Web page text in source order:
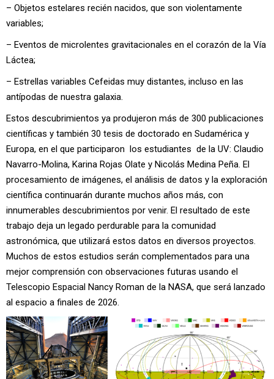
– Objetos estelares recién nacidos, que son violentamente
variables;
– Eventos de microlentes gravitacionales en el corazón de la Vía
Láctea;
– Estrellas variables Cefeidas muy distantes, incluso en las
antípodas de nuestra galaxia.
Estos descubrimientos ya produjeron más de 300 publicaciones
científicas y también 30 tesis de doctorado en Sudamérica y
Europa, en el que participaron los estudiantes de la UV: Claudio
Navarro-Molina, Karina Rojas Olate y Nicolás Medina Peña. El
procesamiento de imágenes, el análisis de datos y la exploración
científica continuarán durante muchos años más, con
innumerables descubrimientos por venir. El resultado de este
trabajo deja un legado perdurable para la comunidad
astronómica, que utilizará estos datos en diversos proyectos.
Muchos de estos estudios serán complementados para una
mejor comprensión con observaciones futuras usando el
Telescopio Espacial Nancy Roman de la NASA, que será lanzado
al espacio a finales de 2026.